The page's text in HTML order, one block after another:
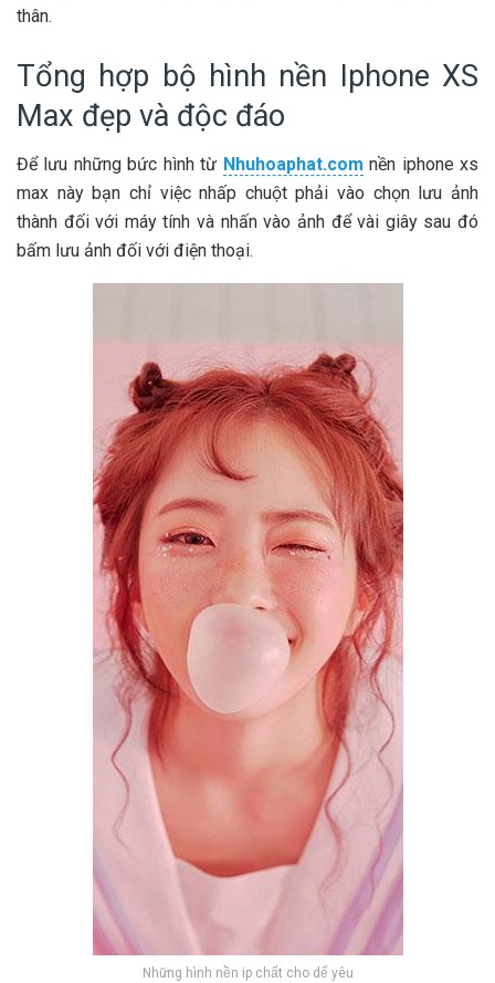
thân.
Tổng hợp bộ hình nền Iphone XS
Max đẹp và độc đáo
Để lưu những bức hình từ Nhuhoaphat.com nền iphone xs
max này bạn chỉ việc nhấp chuột phải vào chọn lưu ảnh
thành đối với máy tính và nhấn vào ảnh để vài giây sau đó
bấm lưu ảnh đối với điện thoại.
Những hình nền ip chất cho dế yêu